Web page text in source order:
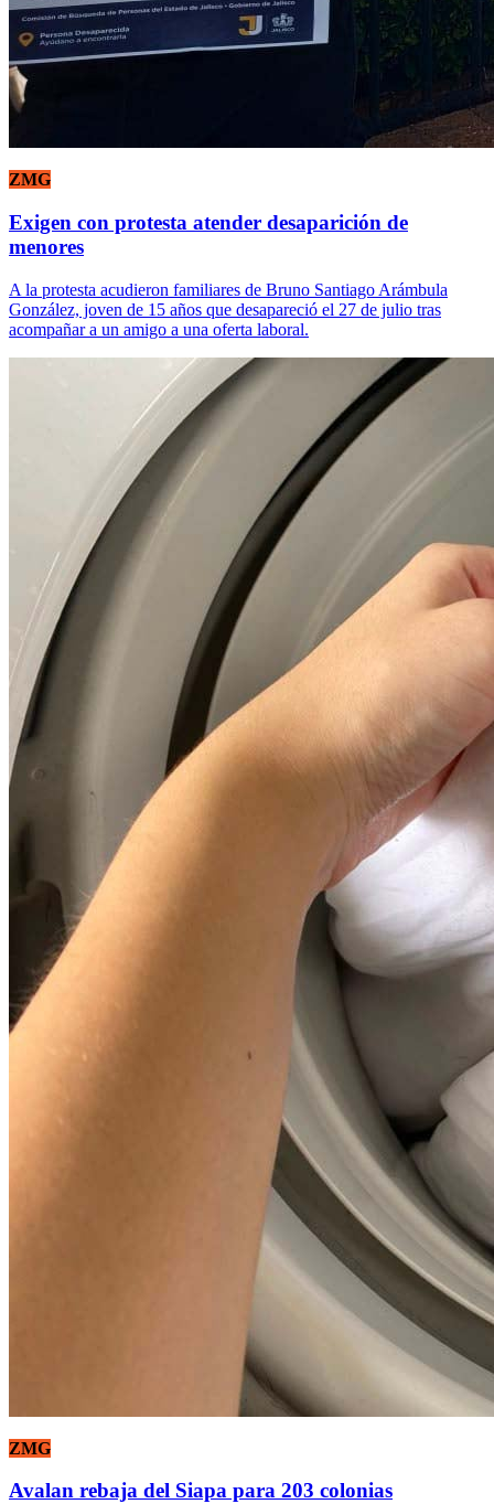
ZMG
Exigen con protesta atender desaparición de
menores
A la protesta acudieron familiares de Bruno Santiago Arámbula
González, joven de 15 años que desapareció el 27 de julio tras
acompañar a un amigo a una oferta laboral.
ZMG
Avalan rebaja del Siapa para 203 colonias